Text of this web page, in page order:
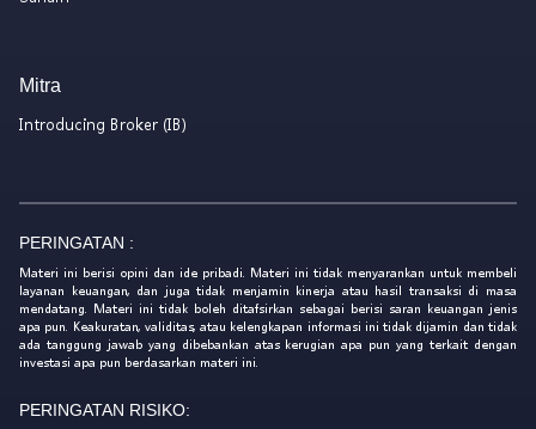
Mitra
Introducing Broker (IB)
PERINGATAN :
Materi ini berisi opini dan ide pribadi. Materi ini tidak menyarankan untuk membeli
layanan keuangan, dan juga tidak menjamin kinerja atau hasil transaksi di masa
mendatang. Materi ini tidak boleh ditafsirkan sebagai berisi saran keuangan jenis
apa pun. Keakuratan, validitas, atau kelengkapan informasi ini tidak dijamin dan tidak
ada tanggung jawab yang dibebankan atas kerugian apa pun yang terkait dengan
investasi apa pun berdasarkan materi ini.
PERINGATAN RISIKO: